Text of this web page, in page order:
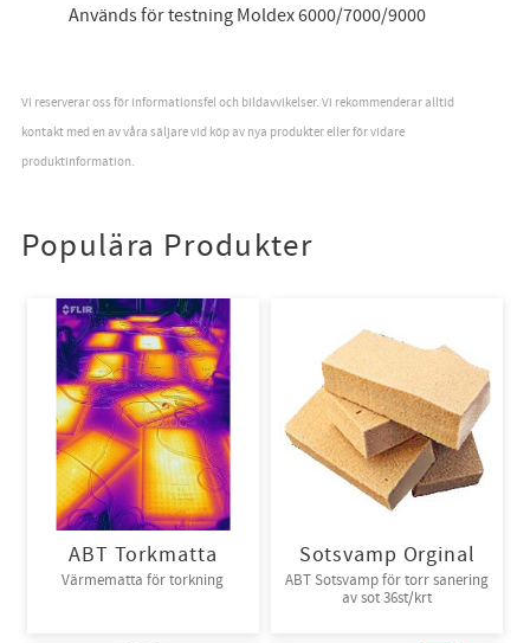
Används för testning Moldex 6000/7000/9000
Vi reserverar oss för informationsfel och bildavvikelser. Vi rekommenderar alltid
kontakt med en av våra säljare vid köp av nya produkter eller för vidare
produktinformation.
Populära Produkter
ABT Torkmatta
Värmematta för torkning
Sotsvamp Orginal
ABT Sotsvamp för torr sanering
av sot 36st/krt